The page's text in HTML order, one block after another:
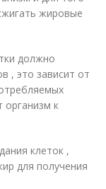
жировые
должно
, это зависит от
организм к
клеток ,
для получения